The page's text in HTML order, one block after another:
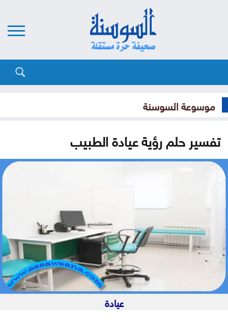
موسوعة السوسنة
تفسير حلم رؤية عيادة الطبيب
عيادة